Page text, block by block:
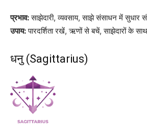
प्रभाव:साझेदारी, व्यवसाय, साझे संसाधन में सुधार
उपाय:पारदर्शिता रखें, ऋणों से बचें, साझेदारों के
धनु (Sagittarius)